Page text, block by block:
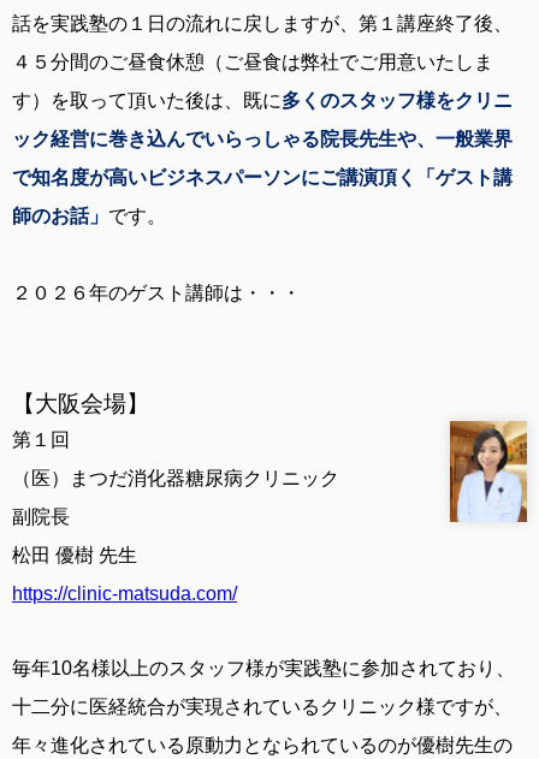
話を実践塾の１日の流れに戻しますが、第１講座終了後、
４５分間のご昼食休憩（ご昼食は弊社でご用意いたしま
す）を取って頂いた後は、既に多くのスタッフ様をクリニ
ック経営に巻き込んでいらっしゃる院長先生や、一般業界
で知名度が高いビジネスパーソンにご講演頂く「ゲスト講
師のお話」 です。
２０２６年のゲスト講師は・・・
【大阪会場】
第１回
（医）まつだ消化器糖尿病クリニック
副院長
松田 優樹 先生
https://clinic-matsuda.com/
毎年10名様以上のスタッフ様が実践塾に参加されており、
十二分に医経統合が実現されているクリニック様ですが、
年々進化されている原動力となられているのが優樹先生の